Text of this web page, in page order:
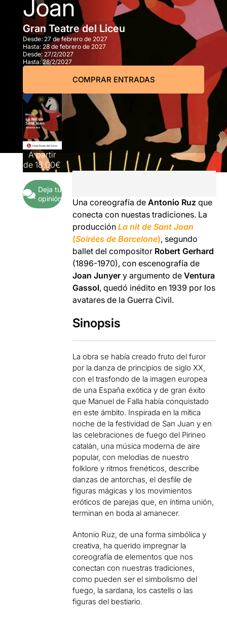
Joan
Gran Teatre del Liceu
Desde: 27 de febrero de 2027
Hasta: 28 de febrero de 2027
Desde: 27/2/2027
Hasta:28/2/2027
COMPRAR ENTRADAS
A partir
de18,00€
Deja tu
opinión
Una coreografía deAntonio Ruz que
conecta con nuestas tradiciones. La
producciónLa nit de Sant Joan
(Soirées de Barcelone), segundo
ballet del compositor Robert Gerhard
(1896-1970), con escenografía de
Joan Junyer y argumento deVentura
Gassol, quedó inédito en 1939 por los
avatares de la Guerra Civil.
Sinopsis
La obra se había creado fruto del furor
por la danza de principios de siglo XX,
con el trasfondo de la imagen europea
de una España exótica y de gran éxito
que Manuel de Falla había conquistado
en este ámbito. Inspirada en la mítica
noche de la festividad de San Juan y en
las celebraciones de fuego del Pirineo
catalán, una música moderna de aire
popular, con melodías de nuestro
folklore y ritmos frenéticos, describe
danzas de antorchas, el desfile de
figuras mágicas y los movimientos
eróticos de parejas que, en íntima unión,
terminan en boda al amanecer.
Antonio Ruz, de una forma simbólica y
creativa, ha querido impregnar la
coreografía de elementos que nos
conectan con nuestras tradiciones,
como pueden ser el simbolismo del
fuego, la sardana, los castells o las
figuras del bestiario.